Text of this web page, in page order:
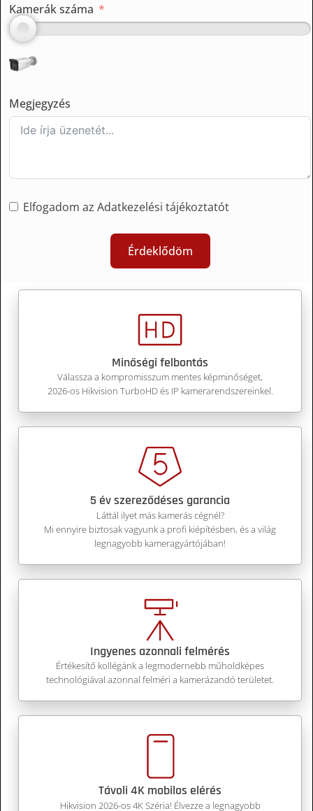
Kamerák száma
Megjegyzés
Elfogadom az Adatkezelési tájékoztatót
Érdeklődöm
Minőségi felbontás
Válassza a kompromisszum mentes képminőséget,
2026-os Hikvision TurboHD és IP kamerarendszereinkel.
5 év szereződéses garancia
Láttál ilyet más kamerás cégnél?
Mi ennyire biztosak vagyunk a profi kiépítésben, és a világ
legnagyobb kameragyártójában!
Ingyenes azonnali felmérés
Értékesítő kollégánk a legmodernebb műholdképes
technológiával azonnal felméri a kamerázandó területet.
Távoli 4K mobilos elérés
Hikvision 2026-os 4K Széria! Élvezze a legnagyobb